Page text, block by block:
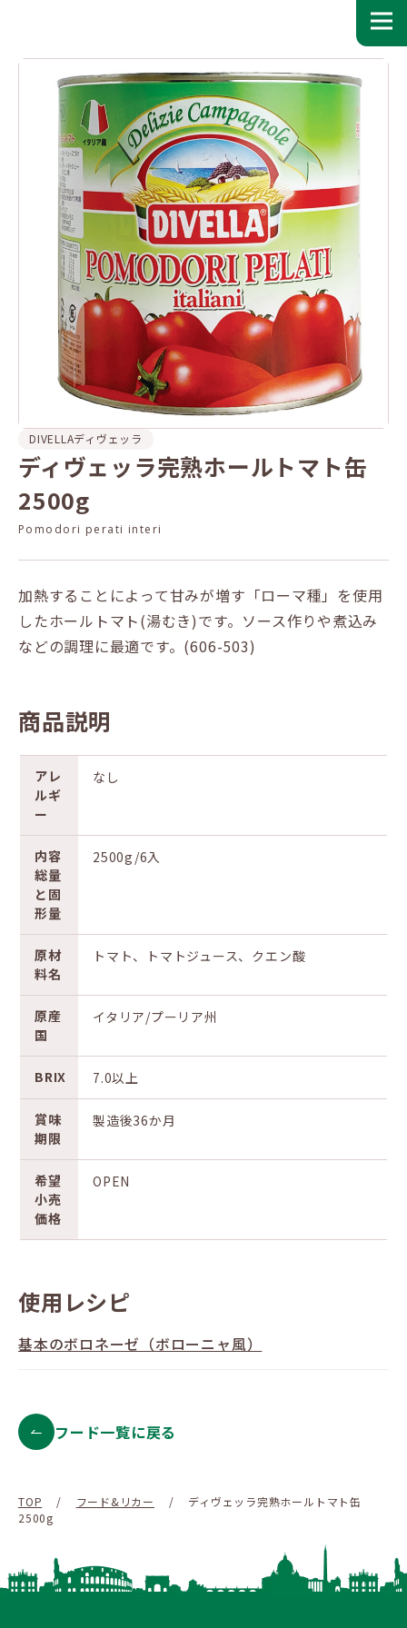
DIVELLAディヴェッラ
ディヴェッラ完熟ホールトマト缶
2500g
Pomodori perati interi
加熱することによって甘みが増す「ローマ種」を使用
したホールトマト(湯むき)です。ソース作りや煮込み
などの調理に最適です。(606-503)
商品説明
アレ
ルギ
ー
なし
内容
総量
と固
形量
2500g/6入
原材
料名
トマト、トマトジュース、クエン酸
原産
国
イタリア/プーリア州
BRIX 7.0以上
賞味
期限
製造後36か月
希望
小売
価格
OPEN
使用レシピ
基本のボロネーゼ（ボローニャ風）
フード一覧に戻る
TOP / フード&リカー /
ディヴェッラ完熟ホールトマト缶
2500g